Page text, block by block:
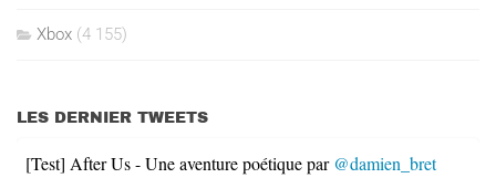
Xbox (4 155)
LES DERNIER TWEETS
[Test] After Us - Une aventure poétique par @damien_bret